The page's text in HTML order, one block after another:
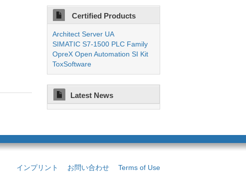
Certified Products
Architect Server UA
SIMATIC S7-1500 PLC Family
OpreX Open Automation SI Kit
ToxSoftware
Latest News
インプリント お問い合わせ Terms of Use